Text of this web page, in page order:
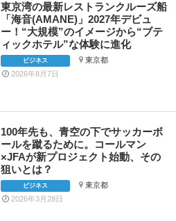
東京湾の最新レストランクルーズ船
「海音(AMANE)」2027年デビュ
ー！“大規模”のイメージから“ブテ
ィックホテル”な体験に進化
ビジネス
東京都
2026年8月7日
100年先も、青空の下でサッカーボ
ールを蹴るために。コールマン
×JFAが新プロジェクト始動、その
狙いとは？
ビジネス
東京都
2026年3月28日